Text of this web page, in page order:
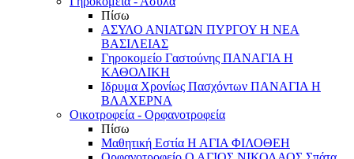
Πίσω
ΑΣΥΛΟ ΑΝΙΑΤΩΝ ΠΥΡΓΟΥ Η ΝΕΑ
ΒΑΣΙΛΕΙΑΣ
Γηροκομείο Γαστούνης ΠΑΝΑΓΙΑ Η
ΚΑΘΟΛΙΚΗ
Ιδρυμα Χρονίως Πασχόντων ΠΑΝΑΓΙΑ Η
ΒΛΑΧΕΡΝΑ
Οικοτροφεία - Ορφανοτροφεία
Πίσω
Μαθητική Εστία Η ΑΓΙΑ ΦΙΛΟΘΕΗ